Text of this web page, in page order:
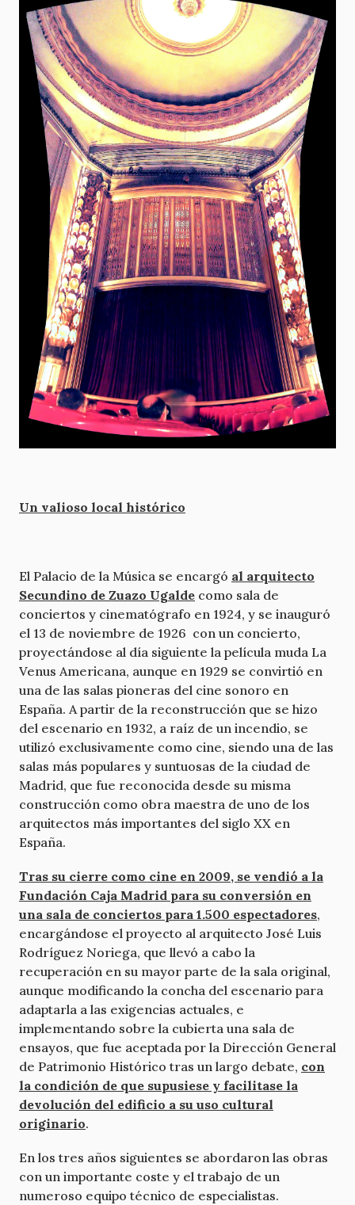
Un valioso local histórico
El Palacio de la Música se encargó al arquitecto
Secundino de Zuazo Ugalde como sala de
conciertos y cinematógrafo en 1924, y se inauguró
el 13 de noviembre de 1926 con un concierto,
proyectándose al día siguiente la película muda La
Venus Americana, aunque en 1929 se convirtió en
una de las salas pioneras del cine sonoro en
España. A partir de la reconstrucción que se hizo
del escenario en 1932, a raíz de un incendio, se
utilizó exclusivamente como cine, siendo una de las
salas más populares y suntuosas de la ciudad de
Madrid, que fue reconocida desde su misma
construcción como obra maestra de uno de los
arquitectos más importantes del siglo XX en
España.
Tras su cierre como cine en 2009, se vendió a la
Fundación Caja Madrid para su conversión en
una sala de conciertos para 1.500 espectadores,
encargándose el proyecto al arquitecto José Luis
Rodríguez Noriega, que llevó a cabo la
recuperación en su mayor parte de la sala original,
aunque modificando la concha del escenario para
adaptarla a las exigencias actuales, e
implementando sobre la cubierta una sala de
ensayos, que fue aceptada por la Dirección General
de Patrimonio Histórico tras un largo debate, con
la condición de que supusiese y facilitase la
devolución del edificio a su uso cultural
originario.
En los tres años siguientes se abordaron las obras
con un importante coste y el trabajo de un
numeroso equipo técnico de especialistas.